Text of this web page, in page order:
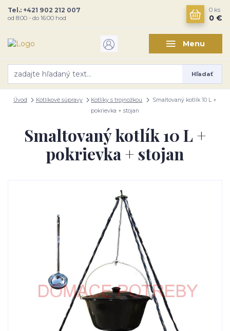
Menu
Hľadať
Tel.: +421 902 212 007
od 8:00 - do 16:00 hod
0 ks
0 €
Úvod Kotlíkové súpravy Kotlíky s trojnožkou
Smaltovaný kotlík 10 L +
pokrievka + stojan
Smaltovaný kotlík 10 L +
pokrievka + stojan